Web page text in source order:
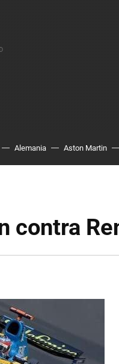
Alemania Aston Martin
contra